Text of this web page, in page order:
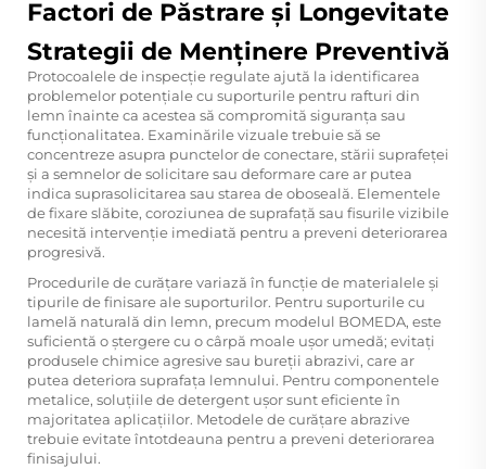
Factori de Păstrare și Longevitate
Strategii de Menținere Preventivă
Protocoalele de inspecție regulate ajută la identificarea
problemelor potențiale cu suporturile pentru rafturi din
lemn înainte ca acestea să compromită siguranța sau
funcționalitatea. Examinările vizuale trebuie să se
concentreze asupra punctelor de conectare, stării suprafeței
și a semnelor de solicitare sau deformare care ar putea
indica suprasolicitarea sau starea de oboseală. Elementele
de fixare slăbite, coroziunea de suprafață sau fisurile vizibile
necesită intervenție imediată pentru a preveni deteriorarea
progresivă.
Procedurile de curățare variază în funcție de materialele și
tipurile de finisare ale suporturilor. Pentru suporturile cu
lamelă naturală din lemn, precum modelul BOMEDA, este
suficientă o ștergere cu o cârpă moale ușor umedă; evitați
produsele chimice agresive sau bureții abrazivi, care ar
putea deteriora suprafața lemnului. Pentru componentele
metalice, soluțiile de detergent ușor sunt eficiente în
majoritatea aplicațiilor. Metodele de curățare abrazive
trebuie evitate întotdeauna pentru a preveni deteriorarea
finisajului.